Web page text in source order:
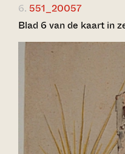
6. 551_20057
Blad 6 van de kaart in